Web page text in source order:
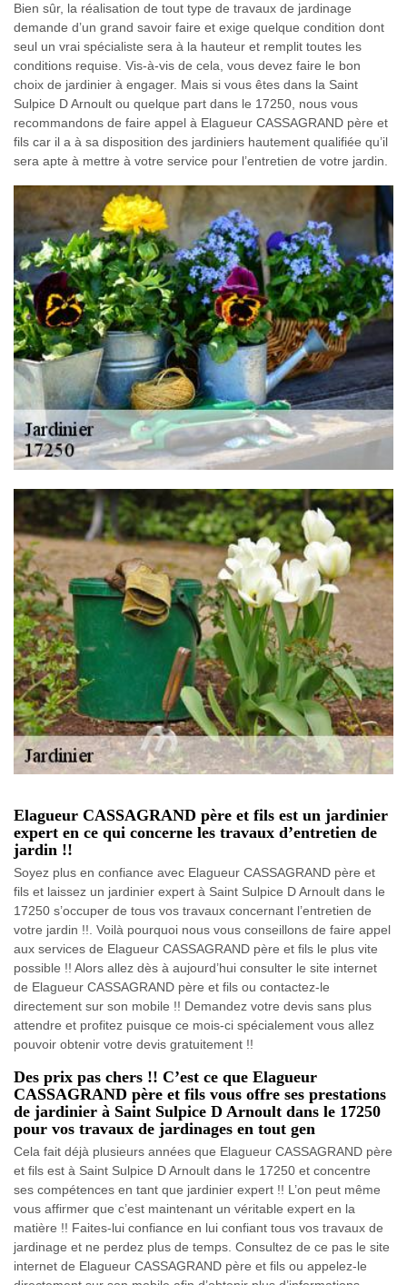
Bien sûr, la réalisation de tout type de travaux de jardinage
demande d’un grand savoir faire et exige quelque condition dont
seul un vrai spécialiste sera à la hauteur et remplit toutes les
conditions requise. Vis-à-vis de cela, vous devez faire le bon
choix de jardinier à engager. Mais si vous êtes dans la Saint
Sulpice D Arnoult ou quelque part dans le 17250, nous vous
recommandons de faire appel à Elagueur CASSAGRAND père et
fils car il a à sa disposition des jardiniers hautement qualifiée qu’il
sera apte à mettre à votre service pour l’entretien de votre jardin.
Elagueur CASSAGRAND père et fils est un jardinier
expert en ce qui concerne les travaux d’entretien de
jardin !!
Soyez plus en confiance avec Elagueur CASSAGRAND père et
fils et laissez un jardinier expert à Saint Sulpice D Arnoult dans le
17250 s’occuper de tous vos travaux concernant l’entretien de
votre jardin !!. Voilà pourquoi nous vous conseillons de faire appel
aux services de Elagueur CASSAGRAND père et fils le plus vite
possible !! Alors allez dès à aujourd’hui consulter le site internet
de Elagueur CASSAGRAND père et fils ou contactez-le
directement sur son mobile !! Demandez votre devis sans plus
attendre et profitez puisque ce mois-ci spécialement vous allez
pouvoir obtenir votre devis gratuitement !!
Des prix pas chers !! C’est ce que Elagueur
CASSAGRAND père et fils vous offre ses prestations
de jardinier à Saint Sulpice D Arnoult dans le 17250
pour vos travaux de jardinages en tout gen
Cela fait déjà plusieurs années que Elagueur CASSAGRAND père
et fils est à Saint Sulpice D Arnoult dans le 17250 et concentre
ses compétences en tant que jardinier expert !! L’on peut même
vous affirmer que c’est maintenant un véritable expert en la
matière !! Faites-lui confiance en lui confiant tous vos travaux de
jardinage et ne perdez plus de temps. Consultez de ce pas le site
internet de Elagueur CASSAGRAND père et fils ou appelez-le